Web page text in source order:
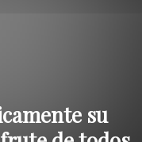
su